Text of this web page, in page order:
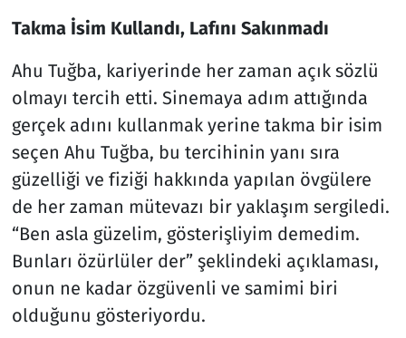
Takma İsim Kullandı, Lafını Sakınmadı
Ahu Tuğba, kariyerinde her zaman açık sözlü
olmayı tercih etti. Sinemaya adım attığında
gerçek adını kullanmak yerine takma bir isim
seçen Ahu Tuğba, bu tercihinin yanı sıra
güzelliği ve fiziği hakkında yapılan övgülere
de her zaman mütevazı bir yaklaşım sergiledi.
“Ben asla güzelim, gösterişliyim demedim.
Bunları özürlüler der” şeklindeki açıklaması,
onun ne kadar özgüvenli ve samimi biri
olduğunu gösteriyordu.